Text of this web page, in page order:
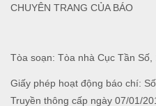
Tòa soạn: Tòa nhà Cục Tần
Giấy phép hoạt động báo chí:
Truyền thông cấp ngày 07/01/
CHUYÊN TRANG CỦA BÁO